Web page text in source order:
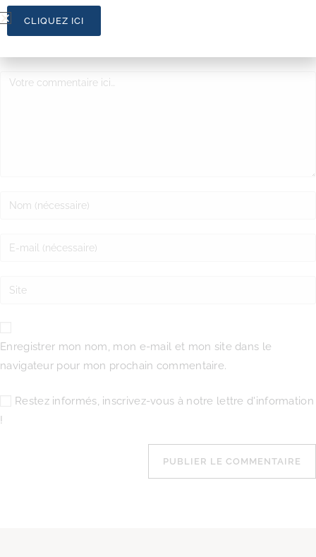
Enregistrer mon nom, mon e-mail et mon site dans le
navigateur pour mon prochain commentaire.
Restez informés, inscrivez-vous à notre lettre d'information
!
CLIQUEZ ICI